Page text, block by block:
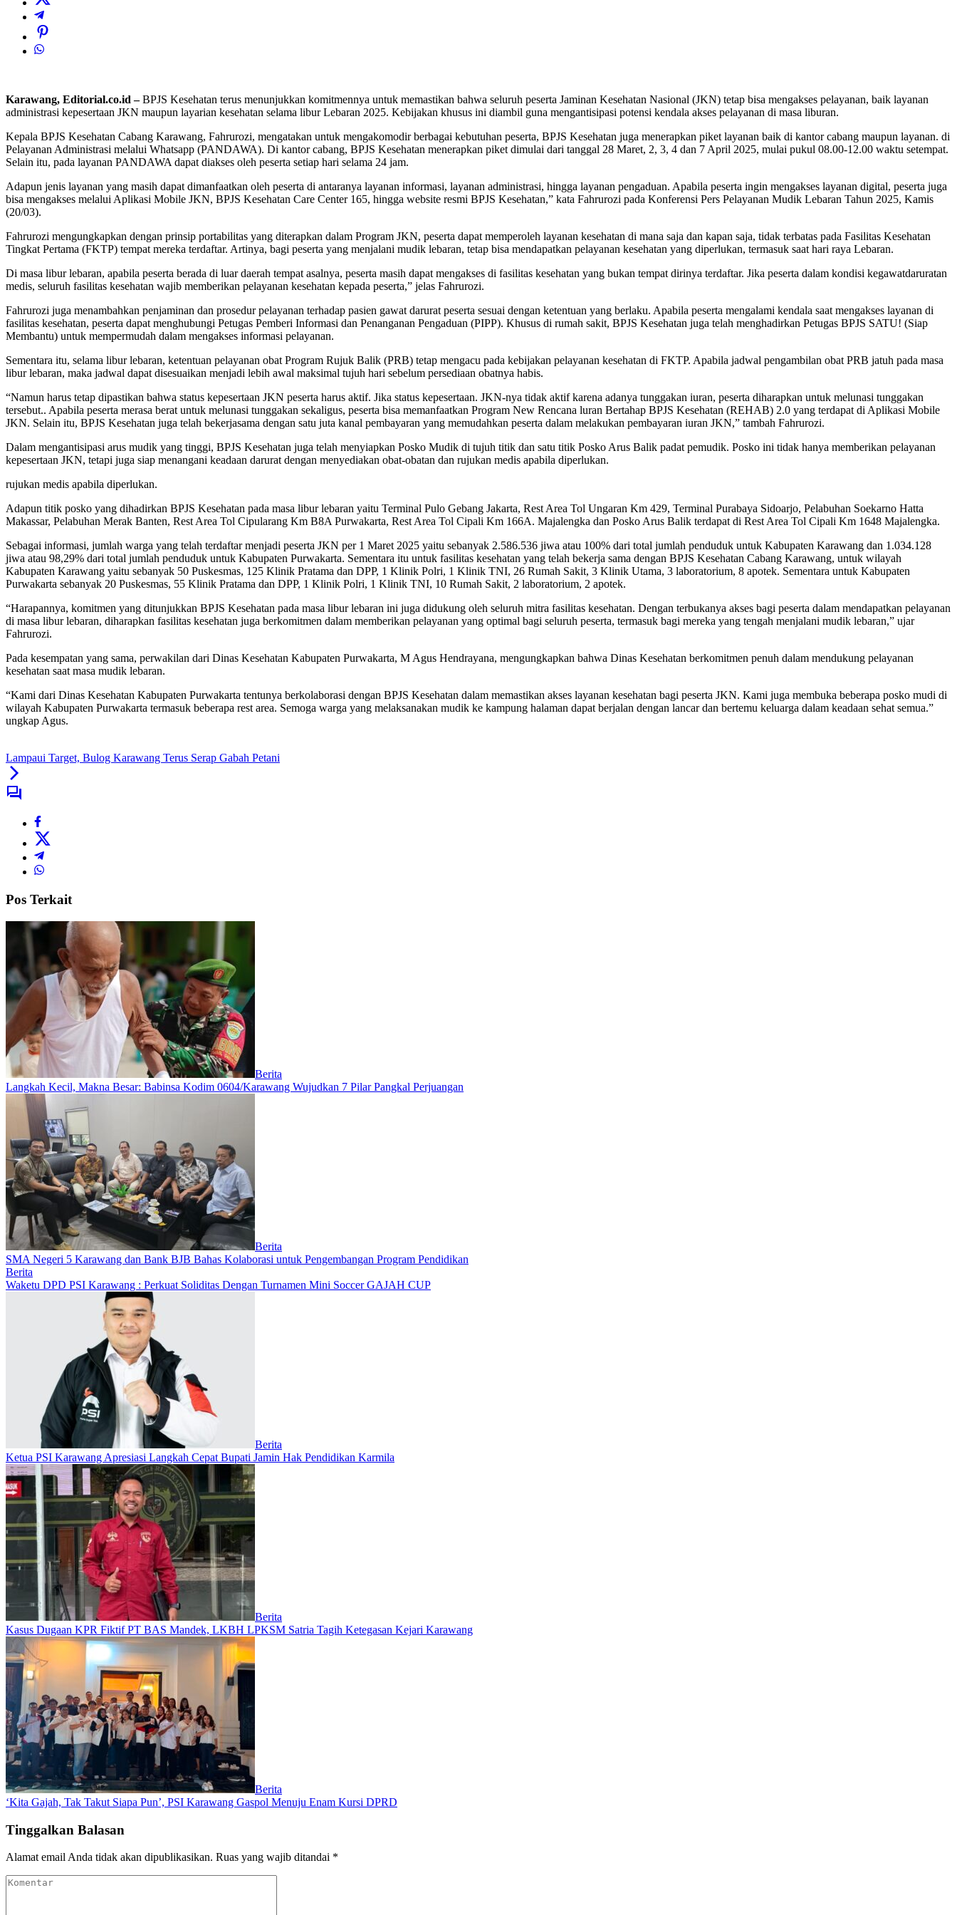
Karawang, Editorial.co.id –BPJS Kesehatan terus menunjukkan komitmennya untuk memastikan bahwa seluruh peserta Jaminan Kesehatan Nasional (JKN) tetap bisa mengakses pelayanan, baik layanan
administrasi kepesertaan JKN maupun layarian kesehatan selama libur Lebaran 2025. Kebijakan khusus ini diambil guna mengantisipasi potensi kendala akses pelayanan di masa liburan.
Kepala BPJS Kesehatan Cabang Karawang, Fahrurozi, mengatakan untuk mengakomodir berbagai kebutuhan peserta, BPJS Kesehatan juga menerapkan piket layanan baik di kantor cabang maupun layanan. di
Pelayanan Administrasi melalui Whatsapp (PANDAWA). Di kantor cabang, BPJS Kesehatan menerapkan piket dimulai dari tanggal 28 Maret, 2, 3, 4 dan 7 April 2025, mulai pukul 08.00-12.00 waktu setempat.
Selain itu, pada layanan PANDAWA dapat diakses oleh peserta setiap hari selama 24 jam.
Adapun jenis layanan yang masih dapat dimanfaatkan oleh peserta di antaranya layanan informasi, layanan administrasi, hingga layanan pengaduan. Apabila peserta ingin mengakses layanan digital, peserta juga
bisa mengakses melalui Aplikasi Mobile JKN, BPJS Kesehatan Care Center 165, hingga website resmi BPJS Kesehatan,” kata Fahrurozi pada Konferensi Pers Pelayanan Mudik Lebaran Tahun 2025, Kamis
(20/03).
Fahrurozi mengungkapkan dengan prinsip portabilitas yang diterapkan dalam Program JKN, peserta dapat memperoleh layanan kesehatan di mana saja dan kapan saja, tidak terbatas pada Fasilitas Kesehatan
Tingkat Pertama (FKTP) tempat mereka terdaftar. Artinya, bagi peserta yang menjalani mudik lebaran, tetap bisa mendapatkan pelayanan kesehatan yang diperlukan, termasuk saat hari raya Lebaran.
Di masa libur lebaran, apabila peserta berada di luar daerah tempat asalnya, peserta masih dapat mengakses di fasilitas kesehatan yang bukan tempat dirinya terdaftar. Jika peserta dalam kondisi kegawatdaruratan
medis, seluruh fasilitas kesehatan wajib memberikan pelayanan kesehatan kepada peserta,” jelas Fahrurozi.
Fahrurozi juga menambahkan penjaminan dan prosedur pelayanan terhadap pasien gawat darurat peserta sesuai dengan ketentuan yang berlaku. Apabila peserta mengalami kendala saat mengakses layanan di
fasilitas kesehatan, peserta dapat menghubungi Petugas Pemberi Informasi dan Penanganan Pengaduan (PIPP). Khusus di rumah sakit, BPJS Kesehatan juga telah menghadirkan Petugas BPJS SATU! (Siap
Membantu) untuk mempermudah dalam mengakses informasi pelayanan.
Sementara itu, selama libur lebaran, ketentuan pelayanan obat Program Rujuk Balik (PRB) tetap mengacu pada kebijakan pelayanan kesehatan di FKTP. Apabila jadwal pengambilan obat PRB jatuh pada masa
libur lebaran, maka jadwal dapat disesuaikan menjadi lebih awal maksimal tujuh hari sebelum persediaan obatnya habis.
“Namun harus tetap dipastikan bahwa status kepesertaan JKN peserta harus aktif. Jika status kepesertaan. JKN-nya tidak aktif karena adanya tunggakan iuran, peserta diharapkan untuk melunasi tunggakan
tersebut.. Apabila peserta merasa berat untuk melunasi tunggakan sekaligus, peserta bisa memanfaatkan Program New Rencana luran Bertahap BPJS Kesehatan (REHAB) 2.0 yang terdapat di Aplikasi Mobile
JKN. Selain itu, BPJS Kesehatan juga telah bekerjasama dengan satu juta kanal pembayaran yang memudahkan peserta dalam melakukan pembayaran iuran JKN,” tambah Fahrurozi.
Dalam mengantisipasi arus mudik yang tinggi, BPJS Kesehatan juga telah menyiapkan Posko Mudik di tujuh titik dan satu titik Posko Arus Balik padat pemudik. Posko ini tidak hanya memberikan pelayanan
kepesertaan JKN, tetapi juga siap menangani keadaan darurat dengan menyediakan obat-obatan dan rujukan medis apabila diperlukan.
rujukan medis apabila diperlukan.
Adapun titik posko yang dihadirkan BPJS Kesehatan pada masa libur lebaran yaitu Terminal Pulo Gebang Jakarta, Rest Area Tol Ungaran Km 429, Terminal Purabaya Sidoarjo, Pelabuhan Soekarno Hatta
Makassar, Pelabuhan Merak Banten, Rest Area Tol Cipularang Km B8A Purwakarta, Rest Area Tol Cipali Km 166A. Majalengka dan Posko Arus Balik terdapat di Rest Area Tol Cipali Km 1648 Majalengka.
Sebagai informasi, jumlah warga yang telah terdaftar menjadi peserta JKN per 1 Maret 2025 yaitu sebanyak 2.586.536 jiwa atau 100% dari total jumlah penduduk untuk Kabupaten Karawang dan 1.034.128
jiwa atau 98,29% dari total jumlah penduduk untuk Kabupaten Purwakarta. Sementara itu untuk fasilitas kesehatan yang telah bekerja sama dengan BPJS Kesehatan Cabang Karawang, untuk wilayah
Kabupaten Karawang yaitu sebanyak 50 Puskesmas, 125 Klinik Pratama dan DPP, 1 Klinik Polri, 1 Klinik TNI, 26 Rumah Sakit, 3 Klinik Utama, 3 laboratorium, 8 apotek. Sementara untuk Kabupaten
Purwakarta sebanyak 20 Puskesmas, 55 Klinik Pratama dan DPP, 1 Klinik Polri, 1 Klinik TNI, 10 Rumah Sakit, 2 laboratorium, 2 apotek.
“Harapannya, komitmen yang ditunjukkan BPJS Kesehatan pada masa libur lebaran ini juga didukung oleh seluruh mitra fasilitas kesehatan. Dengan terbukanya akses bagi peserta dalam mendapatkan pelayanan
di masa libur lebaran, diharapkan fasilitas kesehatan juga berkomitmen dalam memberikan pelayanan yang optimal bagi seluruh peserta, termasuk bagi mereka yang tengah menjalani mudik lebaran,” ujar
Fahrurozi.
Pada kesempatan yang sama, perwakilan dari Dinas Kesehatan Kabupaten Purwakarta, M Agus Hendrayana, mengungkapkan bahwa Dinas Kesehatan berkomitmen penuh dalam mendukung pelayanan
kesehatan saat masa mudik lebaran.
“Kami dari Dinas Kesehatan Kabupaten Purwakarta tentunya berkolaborasi dengan BPJS Kesehatan dalam memastikan akses layanan kesehatan bagi peserta JKN. Kami juga membuka beberapa posko mudi di
wilayah Kabupaten Purwakarta termasuk beberapa rest area. Semoga warga yang melaksanakan mudik ke kampung halaman dapat berjalan dengan lancar dan bertemu keluarga dalam keadaan sehat semua.”
ungkap Agus.
Lampaui Target, Bulog Karawang Terus Serap Gabah Petani
Pos Terkait
Berita
Langkah Kecil, Makna Besar: Babinsa Kodim 0604/Karawang Wujudkan 7 Pilar Pangkal Perjuangan
Berita
SMA Negeri 5 Karawang dan Bank BJB Bahas Kolaborasi untuk Pengembangan Program Pendidikan
Berita
Waketu DPD PSI Karawang : Perkuat Soliditas Dengan Turnamen Mini Soccer GAJAH CUP
Berita
Ketua PSI Karawang Apresiasi Langkah Cepat Bupati Jamin Hak Pendidikan Karmila
Berita
Kasus Dugaan KPR Fiktif PT BAS Mandek, LKBH LPKSM Satria Tagih Ketegasan Kejari Karawang
Berita
‘Kita Gajah, Tak Takut Siapa Pun’, PSI Karawang Gaspol Menuju Enam Kursi DPRD
Tinggalkan Balasan
Alamat email Anda tidak akan dipublikasikan. Ruas yang wajib ditandai *